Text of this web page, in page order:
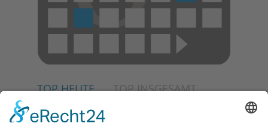
TOP HEUTE TOP INSGESAMT
04.06.2026